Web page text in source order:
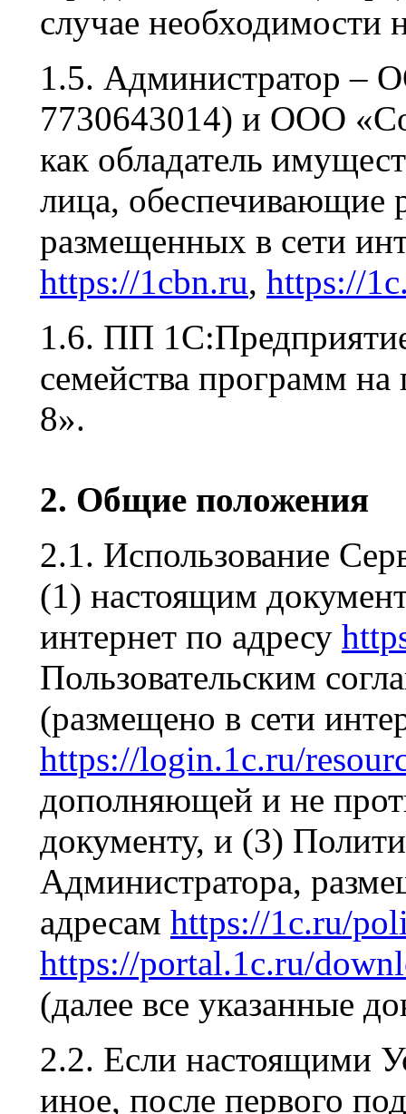
случае необходимости
1.5. Администратор
7730643014) и ООО
как обладатель
лица, обеспечивающие
размещенных в сети
https://1cbn.ru, https://
1.6. ПП
семейства программ
8».
2. Общие положения
2.1. Использование
(1) настоящим
интернет по адресу
Пользовательским
(размещено в сети
https://login.1c.ru/
дополняющей и не
документу, и (3)
Администратора,
адресам https://1c.ru/
https://portal.1c.ru/
(далее все указанные
2.2. Если настоящими
иное, после первого